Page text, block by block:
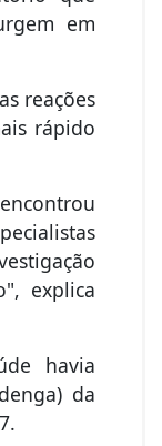
em
reações
rápido
explica
havia
da